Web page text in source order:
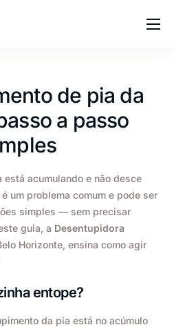
de pia da
a passo
está acumulando e não desce
um problema comum e pode ser
simples — sem precisar
guia, a Desentupidora
Horizonte, ensina como agir
entope?
da pia está no acúmulo